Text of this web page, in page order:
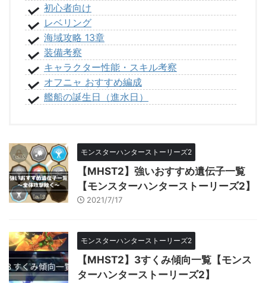
初心者向け
レベリング
海域攻略 13章
装備考察
キャラクター性能・スキル考察
オフニャ おすすめ編成
艦船の誕生日（進水日）
モンスターハンターストーリーズ2
【MHST2】強いおすすめ遺伝子一覧
【モンスターハンターストーリーズ2】
2021/7/17
モンスターハンターストーリーズ2
【MHST2】3すくみ傾向一覧【モンス
ターハンターストーリーズ2】